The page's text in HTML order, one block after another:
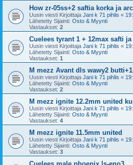
How zr-05ss+2 saftia korka ja
Uusin viesti Kirjoittaja Jani k 71 pihlis «
Lähetetty Sijainti: Osto & Myynti
Vastaukset: 2
Cuelees tyrant 1 + 12max safti
Uusin viesti Kirjoittaja Jani k 71 pihlis «
Lähetetty Sijainti: Osto & Myynti
Vastaukset: 1
M mezz Avant dls wawy2
Uusin viesti Kirjoittaja Jani k 71 pihlis «
Lähetetty Sijainti: Osto & Myynti
Vastaukset: 2
M mezz ignite 12.2mm united
Uusin viesti Kirjoittaja Jani k 71 pihlis «
Lähetetty Sijainti: Osto & Myynti
Vastaukset: 4
M mezz ignite 11.5mm united
Uusin viesti Kirjoittaja Jani k 71 pihlis «
Lähetetty Sijainti: Osto & Myynti
Vastaukset: 3